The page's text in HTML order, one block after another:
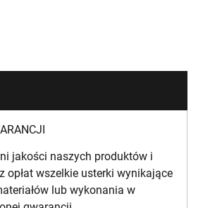
jakości naszych produktów i
opłat wszelkie usterki wynikające
lub wykonania w